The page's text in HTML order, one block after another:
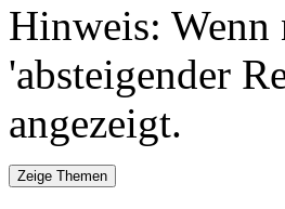
Hinweis: Wenn
'absteigender
angezeigt.